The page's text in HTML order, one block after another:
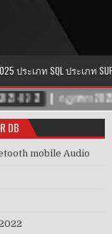
ประเภท SQL ประเภท
MOBILE AUDIO
DB
mobile Audio